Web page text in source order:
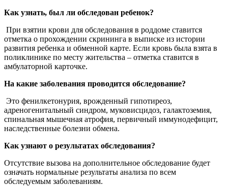
Как узнать, был ли обследован ребенок?
При взятии крови для обследования в роддоме ставится
отметка о прохождении скрининга в выписке из истории
развития ребенка и обменной карте. Если кровь была взята в
поликлинике по месту жительства – отметка ставится в
амбулаторной карточке.
На какие заболевания проводится обследование?
Это фенилкетонурия, врожденный гипотиреоз,
адреногенитальный синдром, муковисцидоз, галактоземия,
спинальная мышечная атрофия, первичный иммунодефицит,
наследственные болезни обмена.
Как узнают о результатах обследования?
Отсутствие вызова на дополнительное обследование будет
означать нормальные результаты анализа по всем
обследуемым заболеваниям.